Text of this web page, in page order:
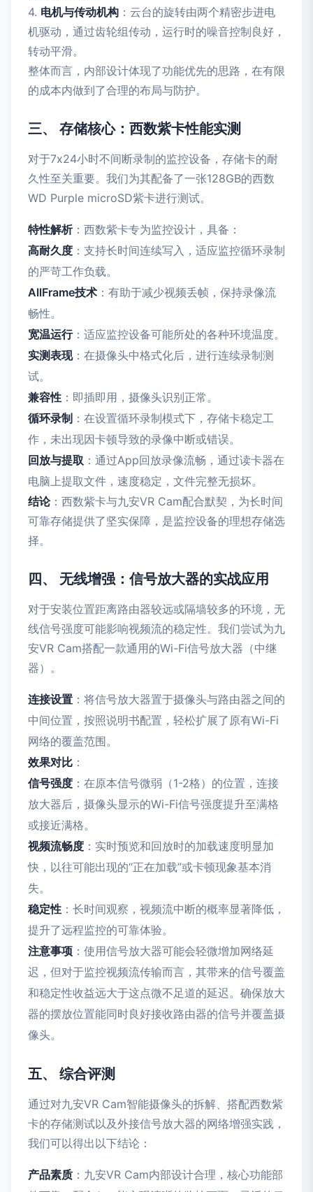
4. 电机与传动机构 ：云台的旋转由两个精密步进电
机驱动，通过齿轮组传动，运行时的噪音控制良好，
转动平滑。
整体而言，内部设计体现了功能优先的思路，在有限
的成本内做到了合理的布局与防护。
三、 存储核心：西数紫卡性能实测
对于7x24小时不间断录制的监控设备，存储卡的耐
久性至关重要。我们为其配备了一张128GB的西数
WD Purple microSD紫卡进行测试。
特性解析：西数紫卡专为监控设计，具备：
高耐久度 ：支持长时间连续写入，适应监控循环录制
的严苛工作负载。
AllFrame技术 ：有助于减少视频丢帧，保持录像流
畅性。
宽温运行：适应监控设备可能所处的各种环境温度。
实测表现：在摄像头中格式化后，进行连续录制测
试。
兼容性 ：即插即用，摄像头识别正常。
循环录制 ：在设置循环录制模式下，存储卡稳定工
作，未出现因卡顿导致的录像中断或错误。
回放与提取 ：通过App回放录像流畅，通过读卡器在
电脑上提取文件，速度稳定，文件完整无损坏。
结论：西数紫卡与九安VR Cam配合默契，为长时间
可靠存储提供了坚实保障，是监控设备的理想存储选
择。
四、 无线增强：信号放大器的实战应用
对于安装位置距离路由器较远或隔墙较多的环境，无
线信号强度可能影响视频流的稳定性。我们尝试为九
安VR Cam搭配一款通用的Wi-Fi信号放大器（中继
器）。
连接设置 ：将信号放大器置于摄像头与路由器之间的
中间位置，按照说明书配置，轻松扩展了原有Wi-Fi
网络的覆盖范围。
效果对比 ：
信号强度 ：在原本信号微弱（1-2格）的位置，连接
放大器后，摄像头显示的Wi-Fi信号强度提升至满格
或接近满格。
视频流畅度 ：实时预览和回放时的加载速度明显加
快，以往可能出现的“正在加载”或卡顿现象基本消
失。
稳定性 ：长时间观察，视频流中断的概率显著降低，
提升了远程监控的可靠体验。
注意事项 ：使用信号放大器可能会轻微增加网络延
迟，但对于监控视频流传输而言，其带来的信号覆盖
和稳定性收益远大于这点微不足道的延迟。确保放大
器的摆放位置能同时良好接收路由器的信号并覆盖摄
像头。
五、 综合评测
通过对九安VR Cam智能摄像头的拆解、搭配西数紫
卡的存储测试以及外接信号放大器的网络增强实践，
我们可以得出以下结论：
产品素质 ：九安VR Cam内部设计合理，核心功能部